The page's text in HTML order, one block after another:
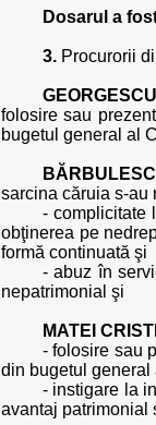
Dosarul a
3.Procurorii
folosire sau
bugetul general al
sarcina căruia s-au
- complicitate
obţinerea pe
formă continuată şi
- abuz în
nepatrimonial şi
MATEI
- folosire sau
din bugetul general
- instigare la
avantaj patrimonial